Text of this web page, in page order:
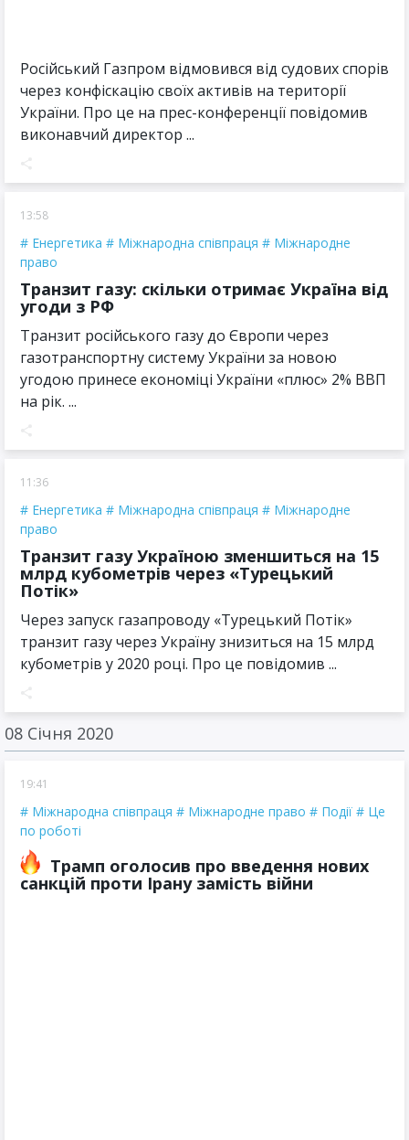
Російський Газпром відмовився від судових спорів
через конфіскацію своїх активів на території
України. Про це на прес-конференції повідомив
виконавчий директор ...
13:58
Енергетика Міжнародна співпраця
Міжнародне
право
Транзит газу: скільки отримає Україна від
угоди з РФ
Транзит російського газу до Європи через
газотранспортну систему України за новою
угодою принесе економіці України «плюс» 2% ВВП
на рік. ...
11:36
Енергетика Міжнародна співпраця
Міжнародне
право
Транзит газу Україною зменшиться на 15
млрд кубометрів через «Турецький
Потік»
Через запуск газапроводу «Турецький Потік»
транзит газу через Україну знизиться на 15 млрд
кубометрів у 2020 році. Про це повідомив ...
08 Січня 2020
19:41
Міжнародна співпраця Міжнародне право Події
Це
по роботі
Трамп оголосив про введення нових
санкцій проти Ірану замість війни